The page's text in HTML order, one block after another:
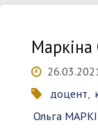
Маркіна
доцент
Ольга